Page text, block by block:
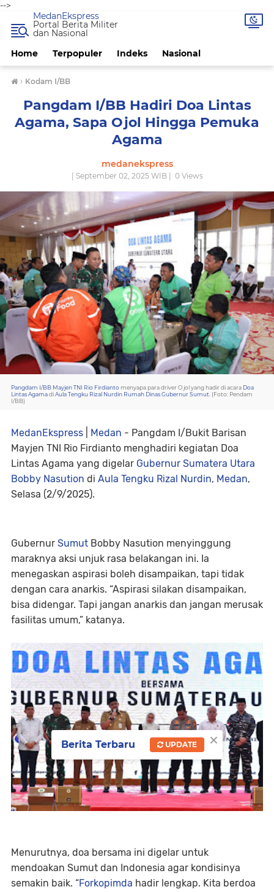
-->
Home Terpopuler Indeks Nasional
MedanEkspress
Portal Berita Militer
dan Nasional
› Kodam I/BB
Pangdam I/BB Hadiri Doa Lintas
Agama, Sapa Ojol Hingga Pemuka
Agama
medanekspress
| September 02, 2025 WIB | 0Views
Pangdam I/BB Mayjen TNI Rio Firdianto menyapa para driver Ojol yang hadir di acara Doa
Lintas AgamadiAula Tengku Rizal Nurdin Rumah Dinas Gubernur Sumut . (Foto: Pendam
I/BB)
MedanEkspress Medan - Pangdam I/Bukit Barisan
Mayjen TNI Rio Firdianto menghadiri kegiatan Doa
Lintas Agama yang digelar Gubernur Sumatera Utara
Bobby Nasution di Aula Tengku Rizal Nurdin, Medan,
Selasa (2/9/2025).
Gubernur Sumut Bobby Nasution menyinggung
maraknya aksi unjuk rasa belakangan ini. Ia
menegaskan aspirasi boleh disampaikan, tapi tidak
dengan cara anarkis. “Aspirasi silakan disampaikan,
bisa didengar. Tapi jangan anarkis dan jangan merusak
fasilitas umum,” katanya.
Menurutnya, doa bersama ini digelar untuk
mendoakan Sumut dan Indonesia agar kondisinya
semakin baik. “Forkopimda hadir lengkap. Kita berdoa
×
Berita Terbaru UPDATE